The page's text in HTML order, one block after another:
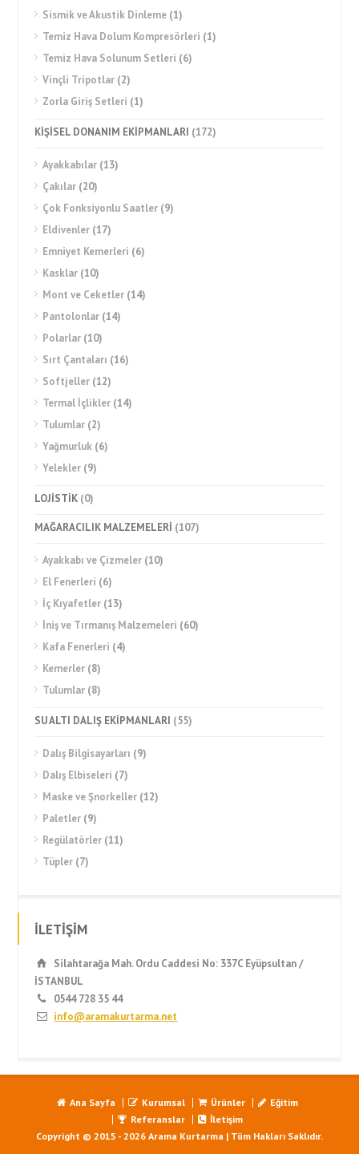
Sismik ve Akustik Dinleme (1)
Temiz Hava Dolum Kompresörleri (1)
Temiz Hava Solunum Setleri (6)
Vinçli Tripotlar (2)
Zorla Giriş Setleri (1)
KİŞİSEL DONANIM EKİPMANLARI (172)
Ayakkabılar (13)
Çakılar (20)
Çok Fonksiyonlu Saatler (9)
Eldivenler (17)
Emniyet Kemerleri (6)
Kasklar (10)
Mont ve Ceketler (14)
Pantolonlar (14)
Polarlar (10)
Sırt Çantaları (16)
Softjeller (12)
Termal İçlikler (14)
Tulumlar (2)
Yağmurluk (6)
Yelekler (9)
LOJİSTİK (0)
MAĞARACILIK MALZEMELERİ (107)
Ayakkabı ve Çizmeler (10)
El Fenerleri (6)
İç Kıyafetler (13)
İniş ve Tırmanış Malzemeleri (60)
Kafa Fenerleri (4)
Kemerler (8)
Tulumlar (8)
SU ALTI DALIŞ EKİPMANLARI (55)
Dalış Bilgisayarları (9)
Dalış Elbiseleri (7)
Maske ve Şnorkeller (12)
Paletler (9)
Regülatörler (11)
Tüpler (7)
İLETİŞİM
Silahtarağa Mah. Ordu Caddesi No: 337C Eyüpsultan /
İSTANBUL
0544 728 35 44
info@aramakurtarma.net
Ana Sayfa Kurumsal Ürünler
Eğitim
Referanslar
İletişim
Copyright © 2015 - 2026 Arama Kurtarma | Tüm Hakları Saklıdır.